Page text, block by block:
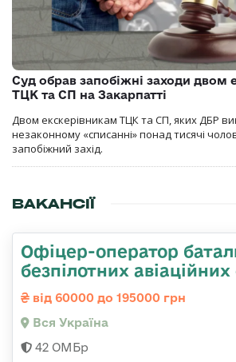
Суд обрав запобіжні заходи двом
ТЦК та СП на Закарпатті
Двом екскерівникам ТЦК та СП, яких ДБР
незаконному «списанні» понад тисячі
запобіжний захід.
ВАКАНСІЇ
Офіцер-оператор
безпілотних
від 60000 до 195000 грн
Вся Україна
42 ОМБр